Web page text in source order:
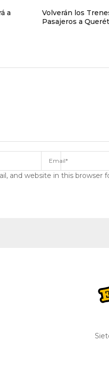
a
Volverán los
Pasajeros a
and website in this